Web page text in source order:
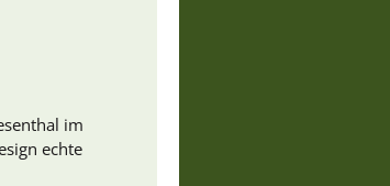
im
echte